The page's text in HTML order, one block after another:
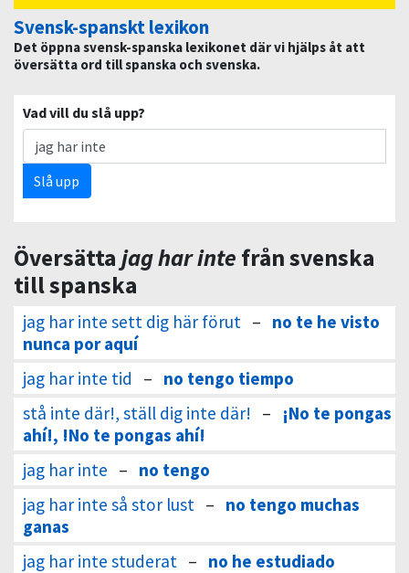
Svensk-spanskt lexikon
Det öppna svensk-spanska lexikonet där vi hjälps åt att
översätta ord till spanska och svenska.
Vad vill du slå upp?
Slå upp
Översätta jag har inte från svenska
till spanska
jag har inte sett dig här förut – no te he visto
nunca por aquí
jag har inte tid
– no tengo tiempo
stå inte där!, ställ dig inte där! –
¡No te pongas
ahí!, !No te pongas ahí!
jag har inte – no tengo
jag har inte så stor lust – no tengo muchas
ganas
jag har inte studerat – no he estudiado